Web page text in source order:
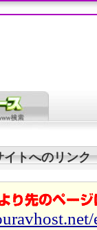
イトへのリンク